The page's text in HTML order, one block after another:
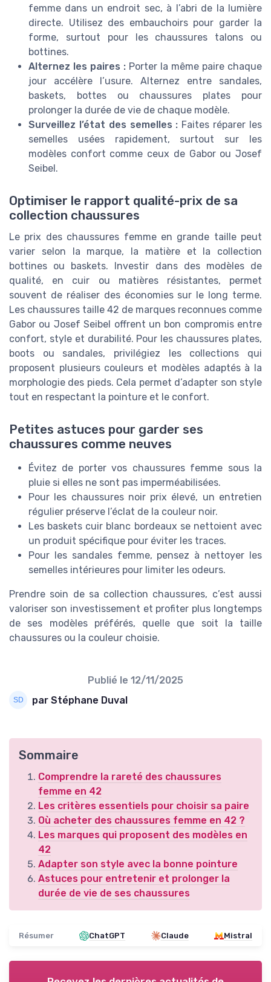
femme dans un endroit sec, à l’abri de la lumière
directe. Utilisez des embauchoirs pour garder la
forme, surtout pour les chaussures talons ou
bottines.
Alternez les paires : Porter la même paire chaque
jour accélère l’usure. Alternez entre sandales,
baskets, bottes ou chaussures plates pour
prolonger la durée de vie de chaque modèle.
Surveillez l’état des semelles : Faites réparer les
semelles usées rapidement, surtout sur les
modèles confort comme ceux de Gabor ou Josef
Seibel.
Optimiser le rapport qualité-prix de sa
collection chaussures
Le prix des chaussures femme en grande taille peut
varier selon la marque, la matière et la collection
bottines ou baskets. Investir dans des modèles de
qualité, en cuir ou matières résistantes, permet
souvent de réaliser des économies sur le long terme.
Les chaussures taille 42 de marques reconnues comme
Gabor ou Josef Seibel offrent un bon compromis entre
confort, style et durabilité. Pour les chaussures plates,
boots ou sandales, privilégiez les collections qui
proposent plusieurs couleurs et modèles adaptés à la
morphologie des pieds. Cela permet d’adapter son style
tout en respectant la pointure et le confort.
Petites astuces pour garder ses
chaussures comme neuves
Évitez de porter vos chaussures femme sous la
pluie si elles ne sont pas imperméabilisées.
Pour les chaussures noir prix élevé, un entretien
régulier préserve l’éclat de la couleur noir.
Les baskets cuir blanc bordeaux se nettoient avec
un produit spécifique pour éviter les traces.
Pour les sandales femme, pensez à nettoyer les
semelles intérieures pour limiter les odeurs.
Prendre soin de sa collection chaussures, c’est aussi
valoriser son investissement et profiter plus longtemps
de ses modèles préférés, quelle que soit la taille
chaussures ou la couleur choisie.
Publié le 12/11/2025
par Stéphane Duval
Sommaire
Comprendre la rareté des chaussures
femme en 42
Les critères essentiels pour choisir sa paire
Où acheter des chaussures femme en 42 ?
Les marques qui proposent des modèles en
42
Adapter son style avec la bonne pointure
Astuces pour entretenir et prolonger la
durée de vie de ses chaussures
Résumer ChatGPT Claude Mistral